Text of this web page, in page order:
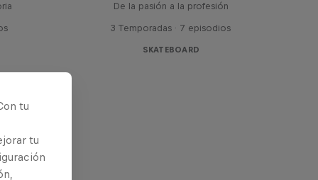
De la pasión a la profesión
3 Temporadas · 7 episodios
SKATEBOARD
tu
tu